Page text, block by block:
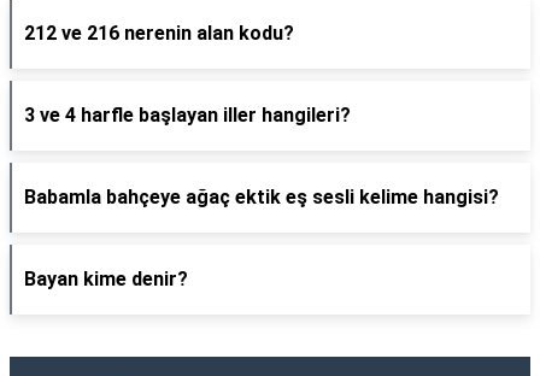
212 ve 216 nerenin alan kodu?
3 ve 4 harfle başlayan iller hangileri?
Babamla bahçeye ağaç ektik eş sesli kelime hangisi?
Bayan kime denir?